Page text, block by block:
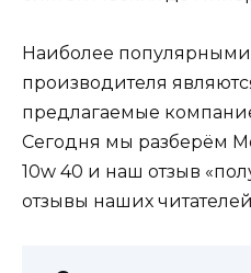
Наиболее
производителя
предлагаемые
Сегодня мы разберём
10w 40 и наш отзыв
отзывы наших